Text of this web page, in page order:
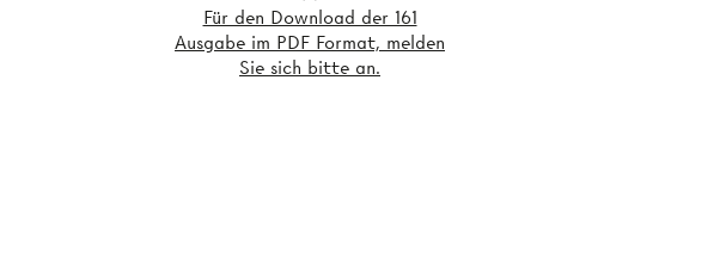
Für den Download der 161
Ausgabe im PDF Format, melden
Sie sich bitte an.